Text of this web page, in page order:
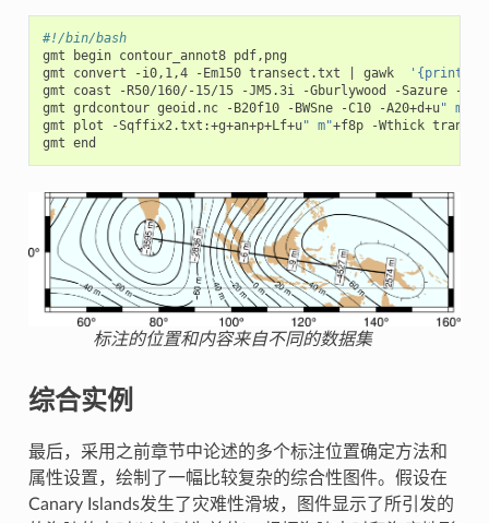
#!/bin/bash
gmt begin contour_annot8 pdf,png
gmt convert -i0,1,4 -Em150 transect.txt
gawk
'{print
gmt coast -R50/160/-15/15 -JM5.3i -Gburlywood -Sazure -
gmt grdcontour geoid.nc -B20f10 -BWSne -C10 -A20+d+u" m"
gmt plot -Sqffix2.txt:+g+an+p+Lf+u" m"+f8p -Wthick
标注的位置和内容来自不同的数据集
综合实例
最后，采用之前章节中论述的多个标注位置确定方法和
属性设置，绘制了一幅比较复杂的综合性图件。假设在
Canary Islands发生了灾难性滑坡，图件显示了所引发的